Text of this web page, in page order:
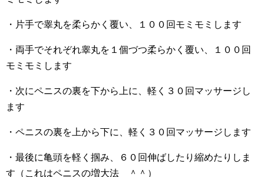
・片手で睾丸を柔らかく覆い、１００回モミモミします
・両手でそれぞれ睾丸を１個づつ柔らかく覆い、１００回
モミモミします
・次にペニスの裏を下から上に、軽く３０回マッサージし
ます
・ペニスの裏を上から下に、軽く３０回マッサージします
・最後に亀頭を軽く掴み、６０回伸ばしたり縮めたりしま
す（これはペニスの増大法 ＾＾）